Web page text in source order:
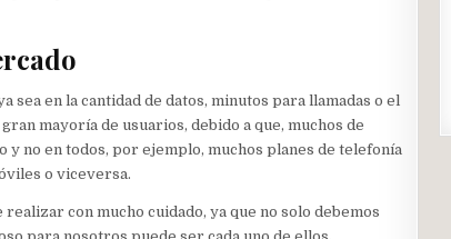
en la cantidad de datos, minutos para llamadas o el
mayoría de usuarios, debido a que, muchos de
y no en todos, por ejemplo, muchos planes de telefonía
o viceversa.
con mucho cuidado, ya que no solo debemos